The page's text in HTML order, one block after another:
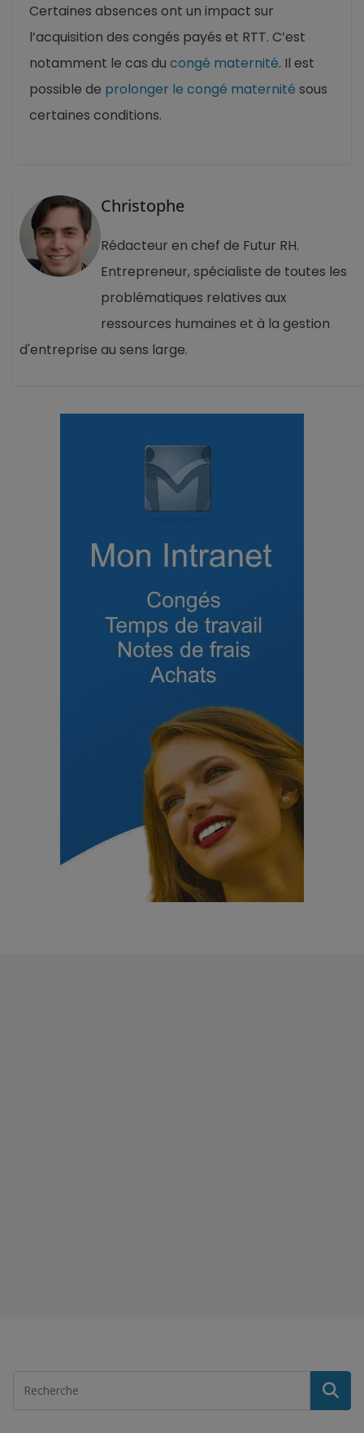
Certaines absences ont un impact sur
l’acquisition des congés payés et RTT. C’est
notamment le cas du congé maternité. Il est
possible de prolonger le congé maternité sous
certaines conditions.
Christophe
Rédacteur en chef de Futur RH.
Entrepreneur, spécialiste de toutes les
problématiques relatives aux
ressources humaines et à la gestion
d'entreprise au sens large.